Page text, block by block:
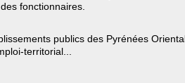
fonctionnaires.
publics des Pyrénées
territorial...